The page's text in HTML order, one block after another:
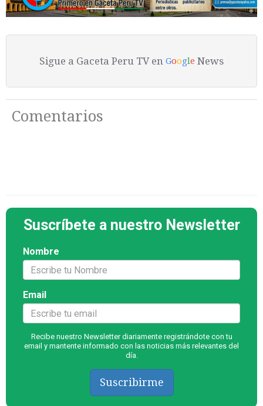
Sigue a Gaceta Peru TV en Google News
Comentarios
Suscríbete a nuestro Newsletter
Nombre
Email
Recibe nuestro Newsletter diariamente registrándote con tu
email y mantente informado con las noticias más relevantes del
día.
Suscribirme